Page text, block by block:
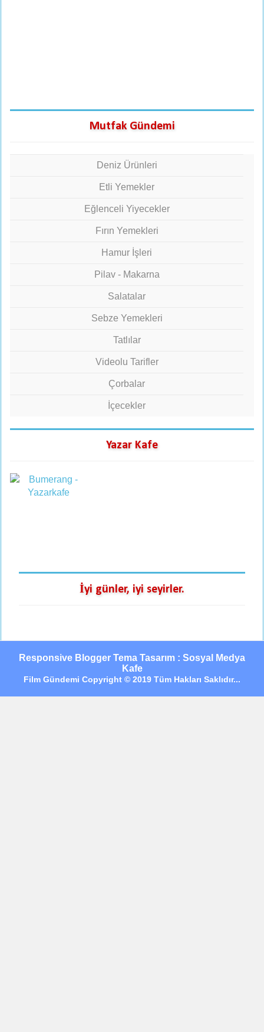
Mutfak Gündemi
Deniz Ürünleri
Etli Yemekler
Eğlenceli Yiyecekler
Fırın Yemekleri
Hamur İşleri
Pilav - Makarna
Salatalar
Sebze Yemekleri
Tatlılar
Videolu Tarifler
Çorbalar
İçecekler
Yazar Kafe
İyi günler, iyi seyirler.
Responsive Blogger Tema Tasarım : Sosyal Medya
Kafe
Film Gündemi Copyright © 2019 Tüm Hakları Saklıdır...